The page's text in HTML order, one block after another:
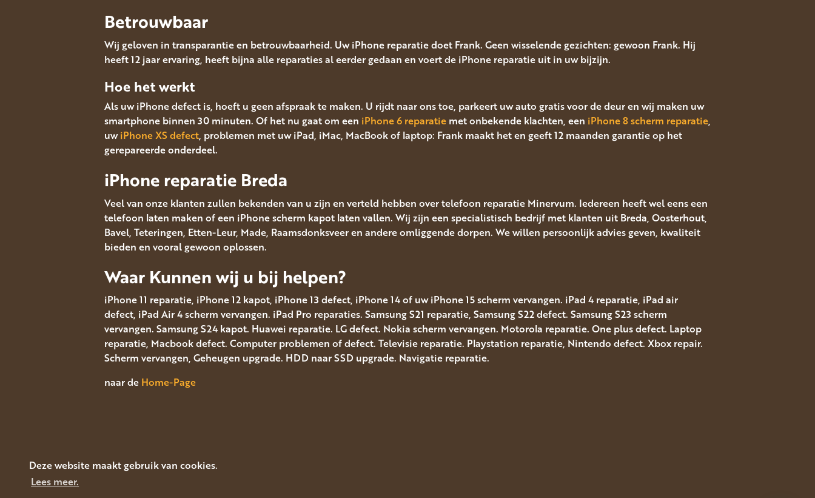
Deze website maakt gebruik van cookies.
Lees meer.
Betrouwbaar
Wij geloven in transparantie en betrouwbaarheid. Uw iPhone reparatie doet Frank. Geen wisselende gezichten: gewoon Frank. Hij
heeft 12 jaar ervaring, heeft bijna alle reparaties al eerder gedaan en voert de iPhone reparatie uit in uw bijzijn.
Hoe het werkt
Als uw iPhone defect is, hoeft u geen afspraak te maken. U rijdt naar ons toe, parkeert uw auto gratis voor de deur en wij maken uw
smartphone binnen 30 minuten. Of het nu gaat om een iPhone 6 reparatie met onbekende klachten, een iPhone 8 scherm reparatie,
uwiPhone XS defect, problemen met uw iPad, iMac, MacBook of laptop: Frank maakt het en geeft 12 maanden garantie op het
gerepareerde onderdeel.
iPhone reparatie Breda
Veel van onze klanten zullen bekenden van u zijn en verteld hebben over telefoon reparatie Minervum. Iedereen heeft wel eens een
telefoon laten maken of een iPhone scherm kapot laten vallen. Wij zijn een specialistisch bedrijf met klanten uit Breda, Oosterhout,
Bavel, Teteringen, Etten-Leur, Made, Raamsdonksveer en andere omliggende dorpen. We willen persoonlijk advies geven, kwaliteit
bieden en vooral gewoon oplossen.
Waar Kunnen wij u bij helpen?
iPhone 11 reparatie, iPhone 12 kapot, iPhone 13 defect, iPhone 14 of uw iPhone 15 scherm vervangen. iPad 4 reparatie, iPad air
defect, iPad Air 4 scherm vervangen. iPad Pro reparaties. Samsung S21 reparatie, Samsung S22 defect. Samsung S23 scherm
vervangen. Samsung S24 kapot. Huawei reparatie. LG defect. Nokia scherm vervangen. Motorola reparatie. One plus defect. Laptop
reparatie, Macbook defect. Computer problemen of defect. Televisie reparatie. Playstation reparatie, Nintendo defect. Xbox repair.
Scherm vervangen, Geheugen upgrade. HDD naar SSD upgrade. Navigatie reparatie.
naar de Home-Page